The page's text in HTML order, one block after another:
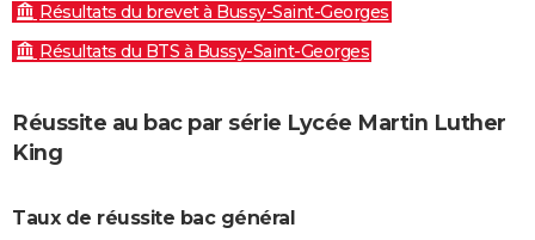
Résultats du brevet à Bussy-Saint-Georges
Résultats du BTS à Bussy-Saint-Georges
Réussite au bac par série Lycée Martin Luther
King
Taux de réussite bac général